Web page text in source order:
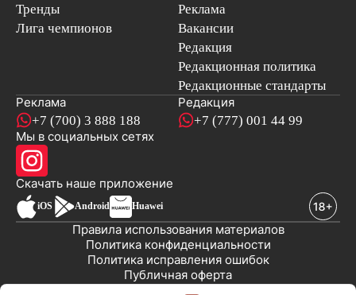
Тренды
Лига чемпионов
Реклама
Вакансии
Редакция
Редакционная политика
Редакционные стандарты
Реклама
+7 (700) 3 888 188
Редакция
+7 (777) 001 44 99
Мы в социальных сетях
Скачать наше приложениеновостей
iOS Android Huawei
Публичная оферта
Политика исправления ошибок
Политика конфиденциальности
Правила использования материалов